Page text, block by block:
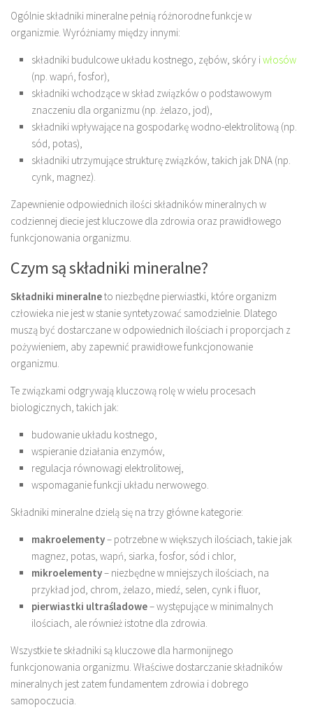
Ogólnie składniki mineralne pełnią różnorodne funkcje w
organizmie. Wyróżniamy między innymi:
składniki budulcowe układu kostnego, zębów, skóry iwłosów
(np. wapń, fosfor),
składniki wchodzące w skład związków o podstawowym
znaczeniu dla organizmu (np. żelazo, jod),
składniki wpływające na gospodarkę wodno-elektrolitową (np.
sód, potas),
składniki utrzymujące strukturę związków, takich jak DNA (np.
cynk, magnez).
Zapewnienie odpowiednich ilości składników mineralnych w
codziennej diecie jest kluczowe dla zdrowia oraz prawidłowego
funkcjonowania organizmu.
Czym są składniki mineralne?
Składniki mineralneto niezbędne pierwiastki, które organizm
człowieka nie jest w stanie syntetyzować samodzielnie. Dlatego
muszą być dostarczane w odpowiednich ilościach i proporcjach z
pożywieniem, aby zapewnić prawidłowe funkcjonowanie
organizmu.
Te związkami odgrywają kluczową rolę w wielu procesach
biologicznych, takich jak:
budowanie układu kostnego,
wspieranie działania enzymów,
regulacja równowagi elektrolitowej,
wspomaganie funkcji układu nerwowego.
Składniki mineralne dzielą się na trzy główne kategorie:
makroelementy– potrzebne w większych ilościach, takie jak
magnez, potas, wapń, siarka, fosfor, sód i chlor,
mikroelementy– niezbędne w mniejszych ilościach, na
przykład jod, chrom, żelazo, miedź, selen, cynk i fluor,
pierwiastki ultraśladowe– występujące w minimalnych
ilościach, ale również istotne dla zdrowia.
Wszystkie te składniki są kluczowe dla harmonijnego
funkcjonowania organizmu. Właściwe dostarczanie składników
mineralnych jest zatem fundamentem zdrowia i dobrego
samopoczucia.